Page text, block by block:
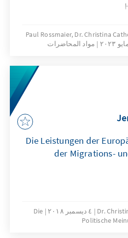
Paul Rossmaier, Dr. Christina
مواد المحاضرات
Die Leistungen der
der Migrations-­
Dr. ٤ ديسمبر ٢٠١٨
Die
Politische